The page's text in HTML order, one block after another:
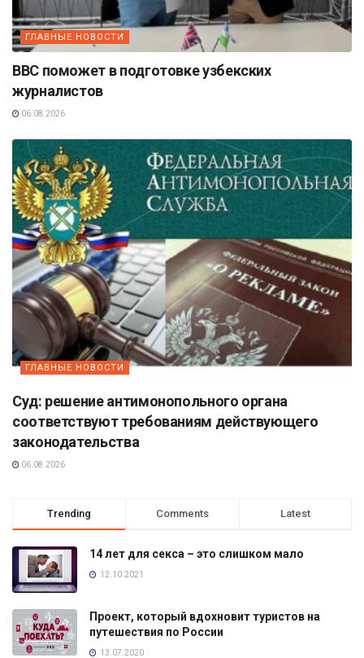
ГЛАВНЫЕ НОВОСТИ
BBC поможет в подготовке узбекских
журналистов
06.08.2026
ГЛАВНЫЕ НОВОСТИ
Суд: решение антимонопольного органа
соответствуют требованиям действующего
законодательства
06.08.2026
Trending Comments Latest
14 лет для секса – это слишком мало
12.10.2021
Проект, который вдохновит туристов на
путешествия по России
13.07.2020